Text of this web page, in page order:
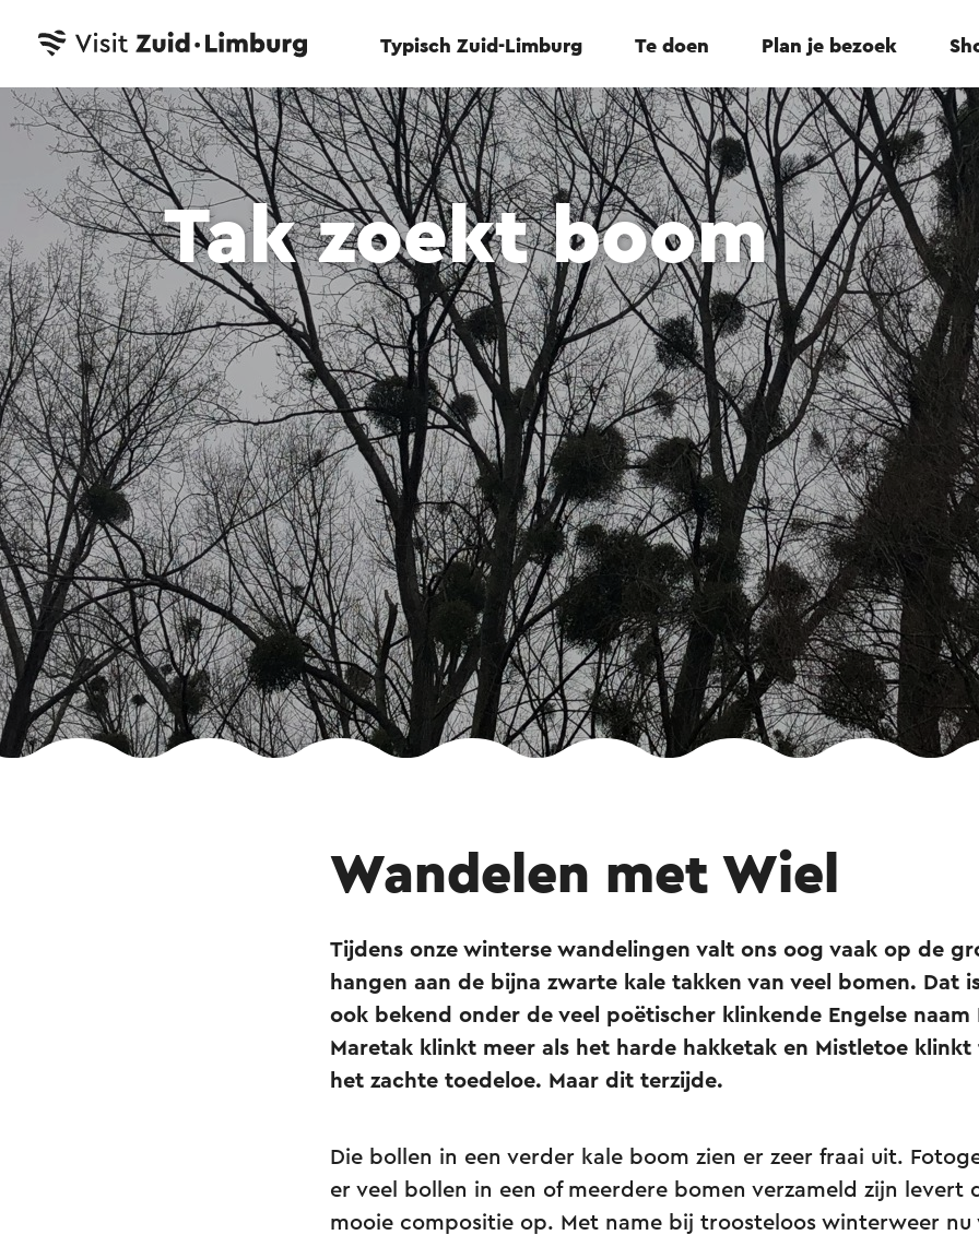
Typisch Zuid-Limburg Te doen Plan je bezoek
Tak zoekt boom
Wandelen met Wiel
Tijdens onze winterse wandelingen valt ons oog vaak op de
hangen aan de bijna zwarte kale takken van veel bomen. Dat
ook bekend onder de veel poëtischer klinkende Engelse naam
Maretak klinkt meer als het harde hakketak en Mistletoe klinkt
het zachte toedeloe. Maar dit terzijde.
Die bollen in een verder kale boom zien er zeer fraai uit.
er veel bollen in een of meerdere bomen verzameld zijn levert
mooie compositie op. Met name bij troosteloos winterweer